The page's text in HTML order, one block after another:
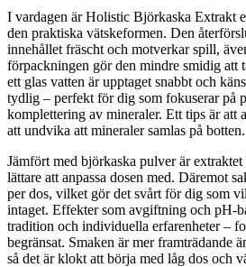
I vardagen är Holistic Björkaska Extrakt
den praktiska vätskeformen. Den
innehållet fräscht och motverkar spill,
förpackningen gör den mindre smidig att
ett glas vatten är upptaget snabbt och
tydlig – perfekt för dig som fokuserar på
komplettering av mineraler. Ett tips är att
att undvika att mineraler samlas på botten.
Jämfört med björkaska pulver är
lättare att anpassa dosen med. Däremot
per dos, vilket gör det svårt för dig som
intaget. Effekter som avgiftning och pH-
tradition och individuella erfarenheter –
begränsat. Smaken är mer framträdande
så det är klokt att börja med låg dos och